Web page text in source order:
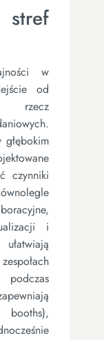
w
od
rzecz
czynniki
i